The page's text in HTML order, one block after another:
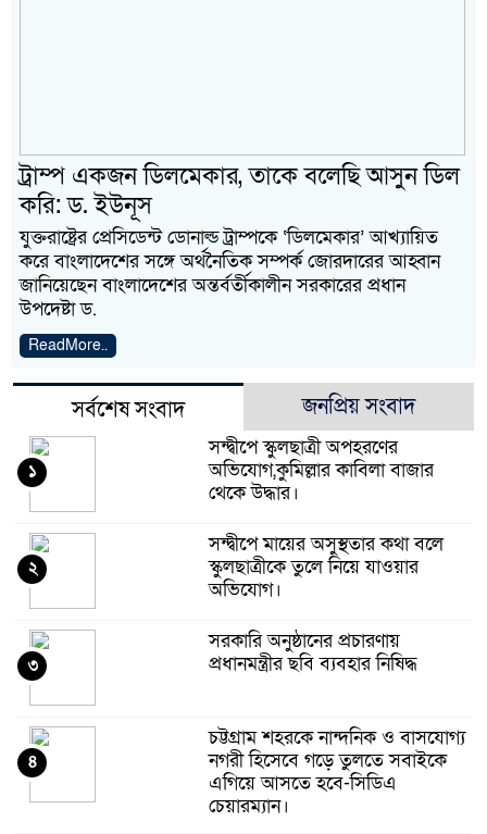
ট্রাম্প একজন ডিলমেকার, তাকে বলেছি আসুন ডিল
করি: ড. ইউনূস
যুক্তরাষ্ট্রের প্রেসিডেন্ট ডোনাল্ড ট্রাম্পকে ‘ডিলমেকার’ আখ্যায়িত
করে বাংলাদেশের সঙ্গে অর্থনৈতিক সম্পর্ক জোরদারের আহ্বান
জানিয়েছেন বাংলাদেশের অন্তর্বর্তীকালীন সরকারের প্রধান
উপদেষ্টা ড.
ReadMore..
সর্বশেষ সংবাদ জনপ্রিয় সংবাদ
সন্দ্বীপে স্কুলছাত্রী অপহরণের
অভিযোগ,কুমিল্লার কাবিলা বাজার
থেকে উদ্ধার।
১
সন্দ্বীপে মায়ের অসুস্থতার কথা বলে
স্কুলছাত্রীকে তুলে নিয়ে যাওয়ার
অভিযোগ।
২
সরকারি অনুষ্ঠানের প্রচারণায়
প্রধানমন্ত্রীর ছবি ব্যবহার নিষিদ্ধ
৩
চট্টগ্রাম শহরকে নান্দনিক ও বাসযোগ্য
নগরী হিসেবে গড়ে তুলতে সবাইকে
এগিয়ে আসতে হবে-সিডিএ
চেয়ারম্যান।
৪